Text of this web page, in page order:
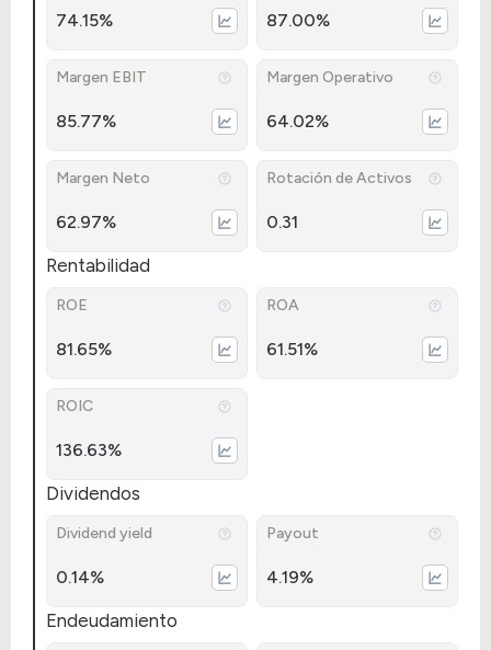
74.15% 87.00%
Margen EBIT
85.77%
Margen Operativo
64.02%
Margen Neto
62.97%
Rotación de Activos
0.31
Rentabilidad
ROE
81.65%
ROA
61.51%
ROIC
136.63%
Dividendos
Dividend yield
0.14%
Payout
4.19%
Endeudamiento